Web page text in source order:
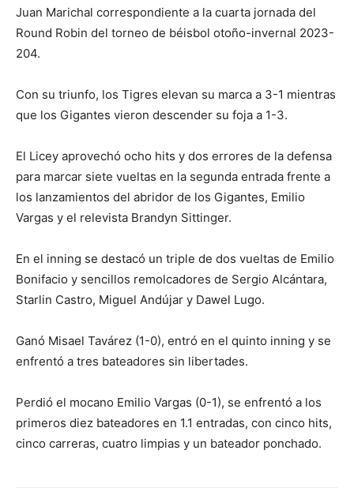
Juan Marichal correspondiente a la cuarta jornada del
Round Robin del torneo de béisbol otoño-invernal 2023-
204.
Con su triunfo, los Tigres elevan su marca a 3-1 mientras
que los Gigantes vieron descender su foja a 1-3.
El Licey aprovechó ocho hits y dos errores de la defensa
para marcar siete vueltas en la segunda entrada frente a
los lanzamientos del abridor de los Gigantes, Emilio
Vargas y el relevista Brandyn Sittinger.
En el inning se destacó un triple de dos vueltas de Emilio
Bonifacio y sencillos remolcadores de Sergio Alcántara,
Starlin Castro, Miguel Andújar y Dawel Lugo.
Ganó Misael Tavárez (1-0), entró en el quinto inning y se
enfrentó a tres bateadores sin libertades.
Perdió el mocano Emilio Vargas (0-1), se enfrentó a los
primeros diez bateadores en 1.1 entradas, con cinco hits,
cinco carreras, cuatro limpias y un bateador ponchado.